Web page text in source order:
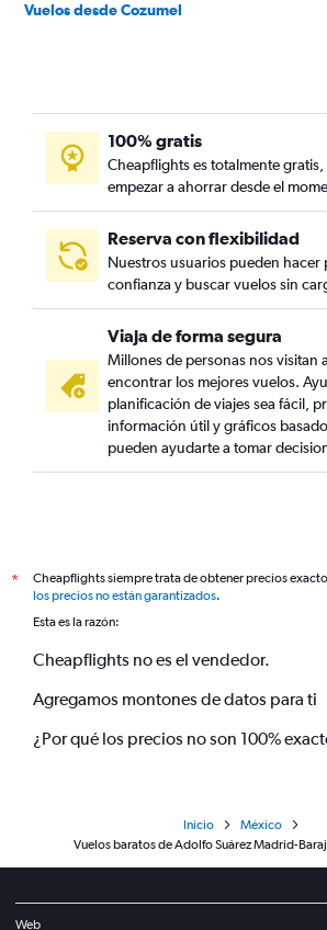
Vuelos desde Cozumel
100% gratis
Cheapflights es totalmente
empezar a ahorrar desde el
Reserva con flexibilidad
Nuestros usuarios pueden hacer
confianza y buscar vuelos sin
Viaja de forma segura
Millones de personas nos visitan
encontrar los mejores vuelos.
planificación de viajes sea fácil,
información útil y gráficos
pueden ayudarte a tomar
*
Cheapflights siempre trata de obtener precios
los precios no están garantizados.
Esta es la razón:
Cheapflights no es el vendedor.
Agregamos montones de datos para ti
¿Por qué los precios no son 100%
Inicio
México
Vuelos baratos de Adolfo Suárez Madrid-
Web